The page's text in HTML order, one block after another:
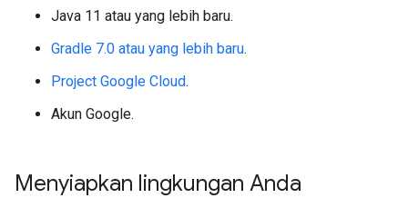
Java 11 atau yang lebih baru.
Gradle 7.0 atau yang lebih baru.
Project Google Cloud.
Akun Google.
Menyiapkan lingkungan Anda